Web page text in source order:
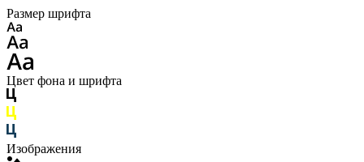
Размер шрифта
Цвет фона и шрифта
Изображения